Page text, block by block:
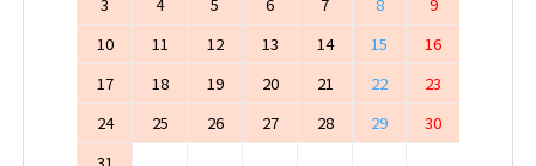
10
11 12 13 14 15
16
17
18 19 20 21 22
23
24
25 26 27 28 29
30